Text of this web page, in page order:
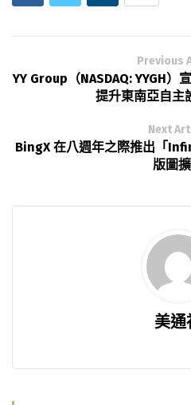
Previous
YY Group（NASDAQ: YYGH）
提升東南亞自主
Next
BingX 在八週年之際推出「
版圖
美通